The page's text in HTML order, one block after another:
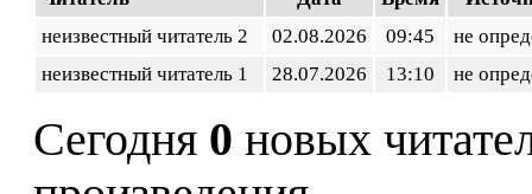
неизвестный читатель 2
02.08.2026 09:45
не
неизвестный читатель 1
28.07.2026 13:10 не
Сегодня 0 новых